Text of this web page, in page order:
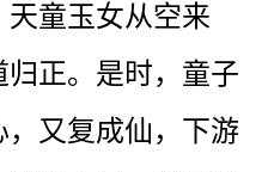
童玉女从空来
正。是时，童子
又复成仙，下游